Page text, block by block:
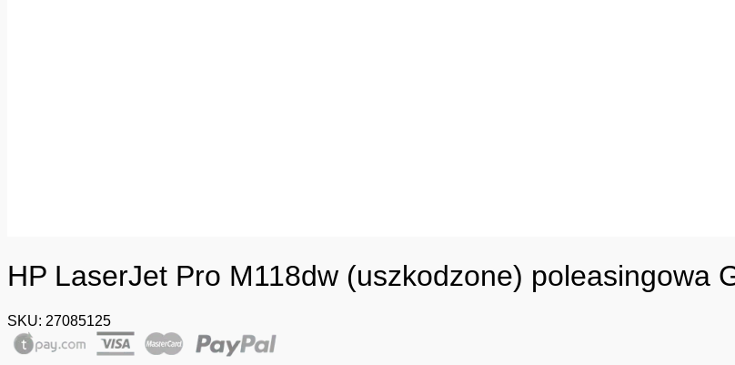
HP LaserJet Pro M118dw (uszkodzone) poleasingowa
SKU: 27085125